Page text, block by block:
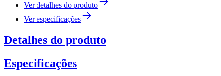
Ver detalhes do produto
Ver especificações
Detalhes do produto
Especificações